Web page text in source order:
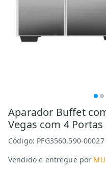
Aparador Buffet
Vegas com 4
Código: PFG3560.590-00027
Vendido e entregue por